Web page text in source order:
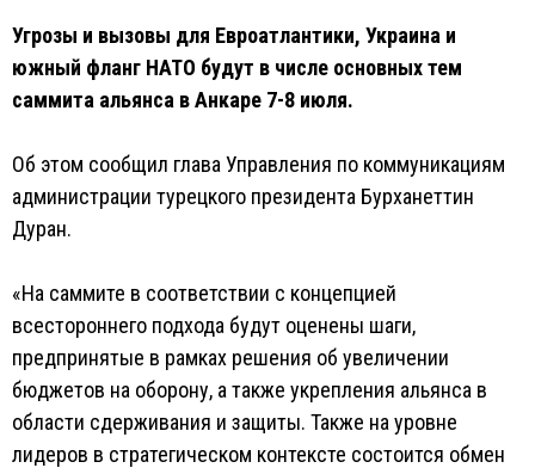
Угрозы и вызовы для Евроатлантики, Украина и
южный фланг НАТО будут в числе основных тем
саммита альянса в Анкаре 7-8 июля.
Об этом сообщил глава Управления по коммуникациям
администрации турецкого президента Бурханеттин
Дуран.
«На саммите в соответствии с концепцией
всестороннего подхода будут оценены шаги,
предпринятые в рамках решения об увеличении
бюджетов на оборону, а также укрепления альянса в
области сдерживания и защиты. Также на уровне
лидеров в стратегическом контексте состоится обмен